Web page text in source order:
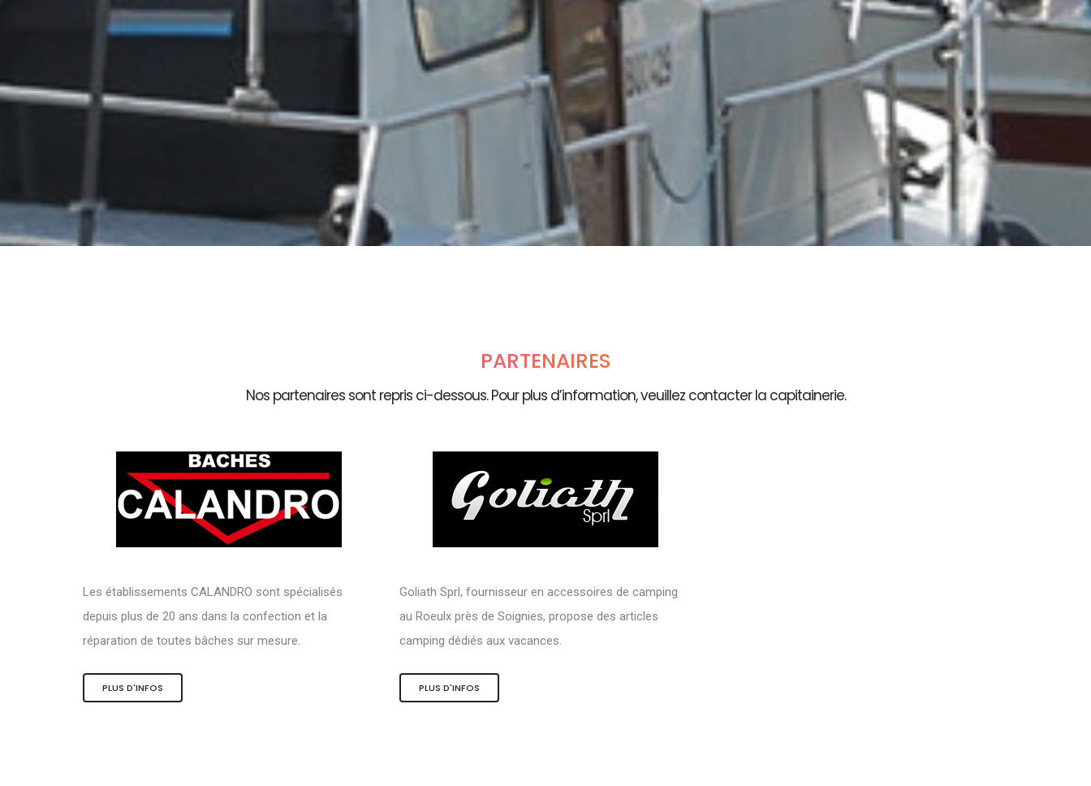
PARTENAIRES
Nos partenaires sont repris ci-dessous. Pour plus d’information, veuillez contacter la capitainerie.
Les établissements CALANDRO sont spécialisés
depuis plus de 20 ans dans la confection et la
réparation de toutes bâches sur mesure.
PLUS D'INFOS
Goliath Sprl, fournisseur en accessoires de camping
au Roeulx près de Soignies, propose des articles
camping dédiés aux vacances.
PLUS D'INFOS